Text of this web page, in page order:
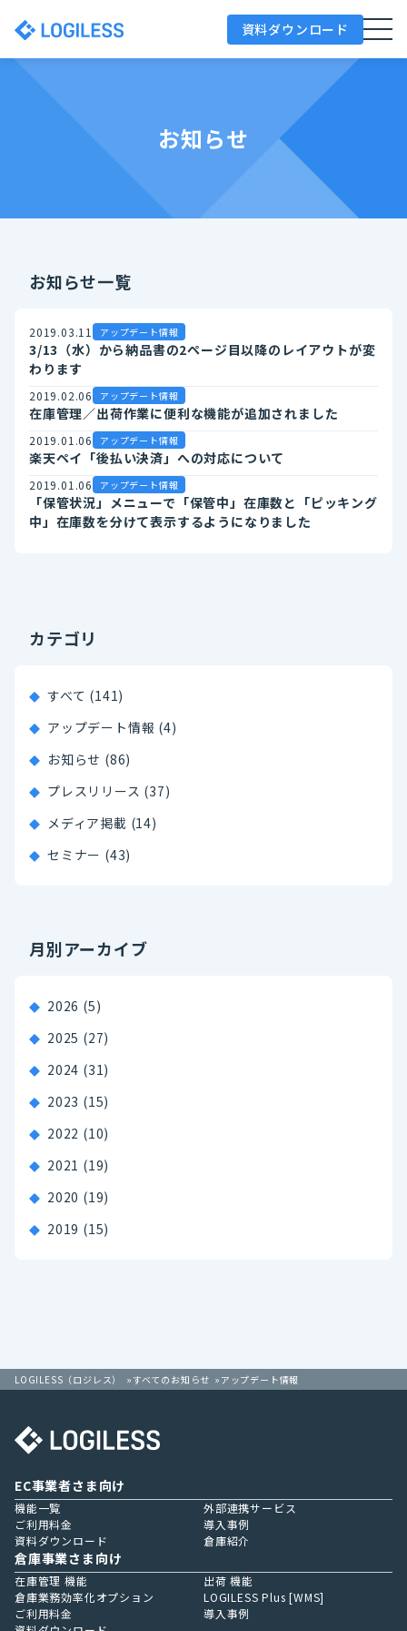
資料ダウンロード
お知らせ
お知らせ一覧
2019.03.11 アップデート情報
3/13（水）から納品書の2ページ目以降のレイアウトが変
わります
2019.02.06 アップデート情報
在庫管理／出荷作業に便利な機能が追加されました
2019.01.06 アップデート情報
楽天ペイ「後払い決済」への対応について
2019.01.06 アップデート情報
「保管状況」メニューで「保管中」在庫数と「ピッキング
中」在庫数を分けて表示するようになりました
カテゴリ
すべて (141)
アップデート情報 (4)
お知らせ (86)
プレスリリース (37)
メディア掲載 (14)
セミナー (43)
月別アーカイブ
2026 (5)
2025 (27)
2024 (31)
2023 (15)
2022 (10)
2021 (19)
2020 (19)
2019 (15)
LOGILESS（ロジレス） すべてのお知らせ アップデート情報
EC事業者さま向け
機能一覧
外部連携サービス
ご利用料金
導入事例
資料ダウンロード
倉庫紹介
倉庫事業さま向け
在庫管理 機能
出荷 機能
倉庫業務効率化オプション
LOGILESS Plus [WMS]
ご利用料金
導入事例